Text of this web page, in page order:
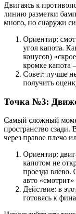
Двигаясь к
линию разметки
много, но снаружи
Ориентир:
угол капота.
конусов)
кромке капота
Совет: лучше
получить
Точка №3:
Самый сложный
пространство
через правое плечо
Ориентир:
капотом не
проезда влево.
авто
Действие: в
готовясь к